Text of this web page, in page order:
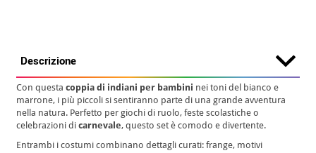
Descrizione
Con questacoppia di indiani per bambini nei toni del bianco e
marrone, i più piccoli si sentiranno parte di una grande avventura
nella natura. Perfetto per giochi di ruolo, feste scolastiche o
celebrazioni dicarnevale, questo set è comodo e divertente.
Entrambi i costumi combinano dettagli curati: frange, motivi